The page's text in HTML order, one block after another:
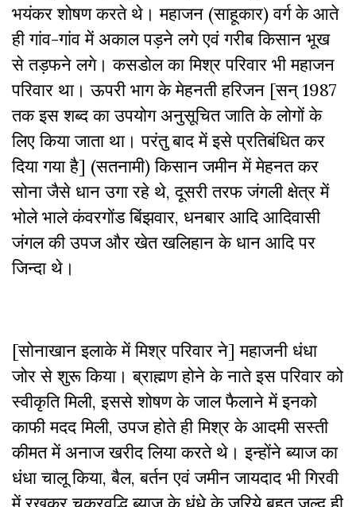
भयंकर शोषण करते थे। महाजन (साहूकार) वर्ग के आते
ही गांव-गांव में अकाल पड़ने लगे एवं गरीब किसान भूख
से तड़फने लगे। कसडोल का मिश्र परिवार भी महाजन
परिवार था। ऊपरी भाग के मेहनती हरिजन [सन् 1987
तक इस शब्द का उपयोग अनुसूचित जाति के लोगों के
लिए किया जाता था। परंतु बाद में इसे प्रतिबंधित कर
दिया गया है] (सतनामी) किसान जमीन में मेहनत कर
सोना जैसे धान उगा रहे थे, दूसरी तरफ जंगली क्षेत्र में
भोले भाले कंवरगोंड बिंझवार, धनबार आदि आदिवासी
जंगल की उपज और खेत खलिहान के धान आदि पर
जिन्दा थे।
[सोनाखान इलाके में मिश्र परिवार ने] महाजनी धंधा
जोर से शुरू किया। ब्राह्मण होने के नाते इस परिवार को
स्वीकृति मिली, इससे शोषण के जाल फैलाने में इनको
काफी मदद मिली, उपज होते ही मिश्र के आदमी सस्ती
कीमत में अनाज खरीद लिया करते थे। इन्होंने ब्याज का
धंधा चालू किया, बैल, बर्तन एवं जमीन जायदाद भी गिरवी